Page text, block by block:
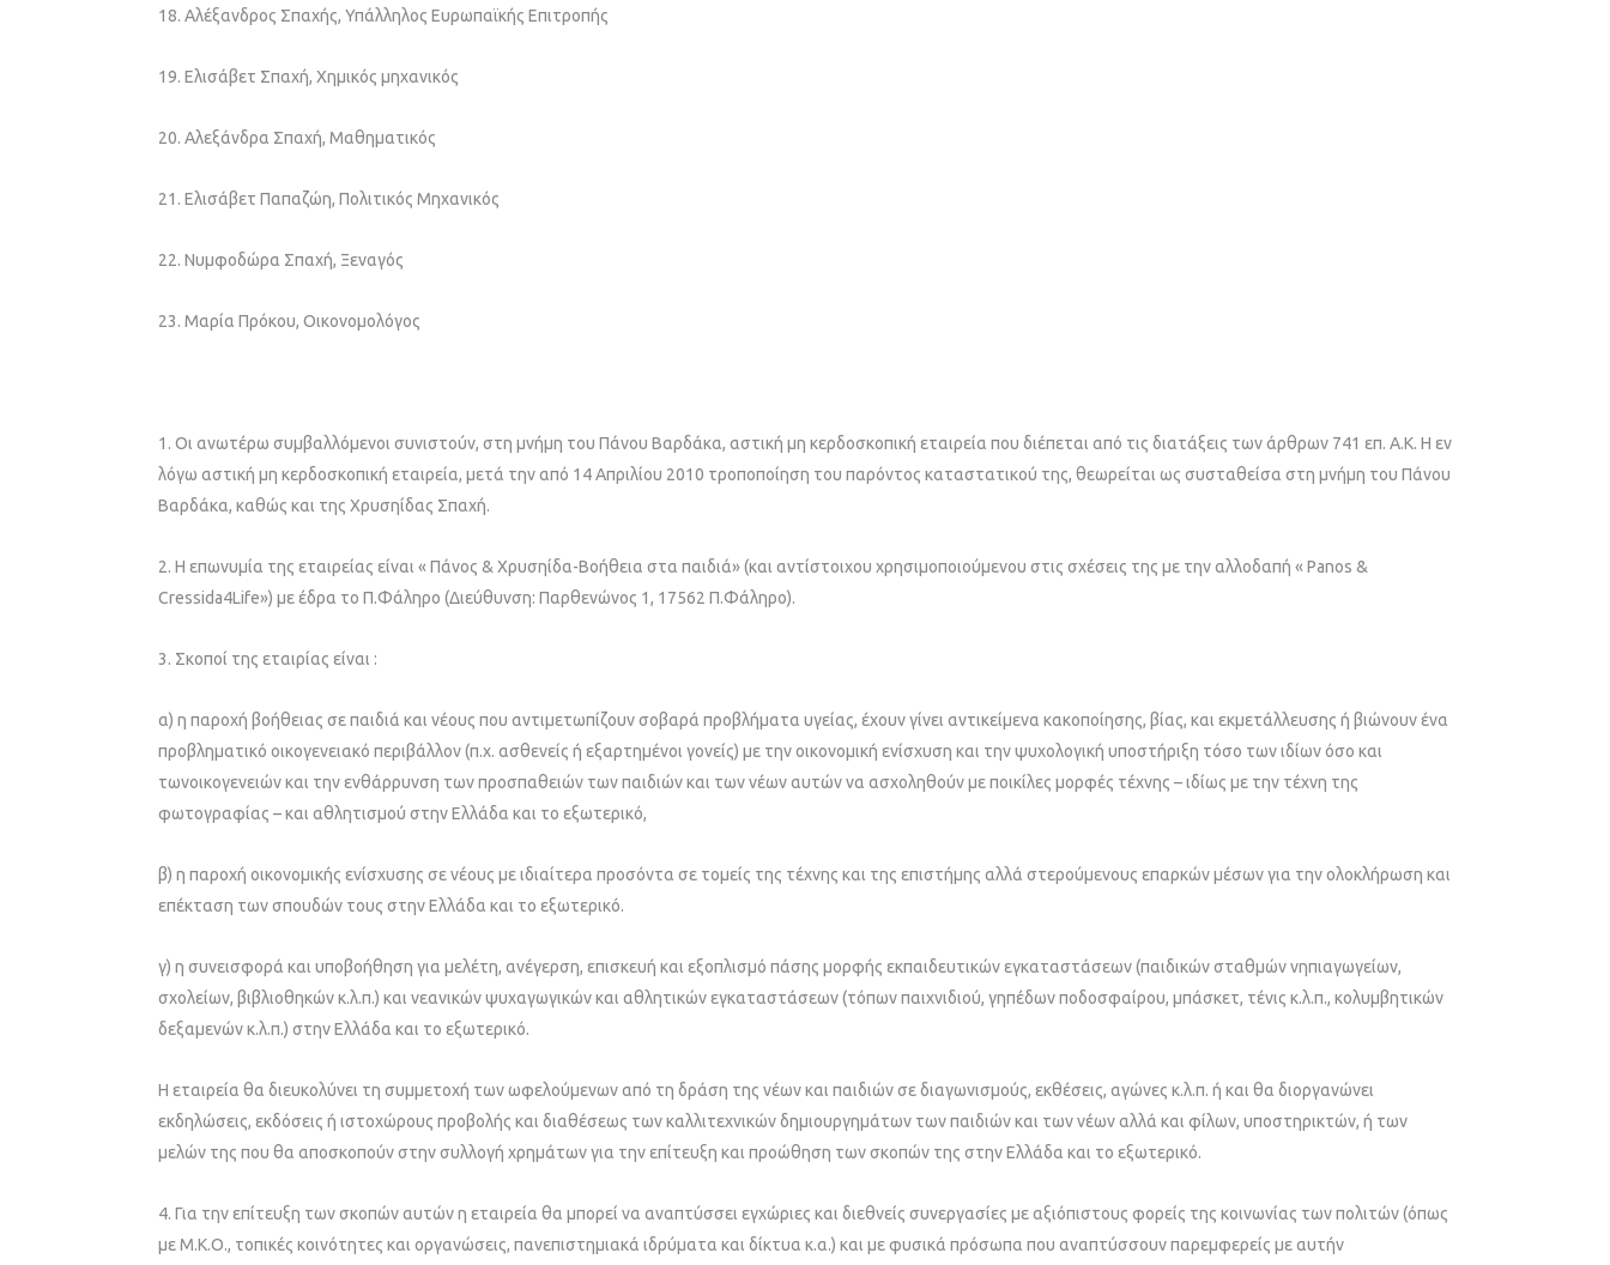
18. Αλέξανδρος Σπαχής, Υπάλληλος Ευρωπαϊκής Επιτροπής
19. Ελισάβετ Σπαχή, Χημικός μηχανικός
20. Αλεξάνδρα Σπαχή, Μαθηματικός
21. Ελισάβετ Παπαζώη, Πολιτικός Μηχανικός
22. Νυμφοδώρα Σπαχή, Ξεναγός
23. Μαρία Πρόκου, Οικονομολόγος
1. Οι ανωτέρω συμβαλλόμενοι συνιστούν, στη μνήμη του Πάνου Βαρδάκα, αστική μη κερδοσκοπική εταιρεία που διέπεται από τις διατάξεις των άρθρων 741 επ. Α.Κ. Η εν
λόγω αστική μη κερδοσκοπική εταιρεία, μετά την από 14 Απριλίου 2010 τροποποίηση του παρόντος καταστατικού της, θεωρείται ως συσταθείσα στη μνήμη του Πάνου
Βαρδάκα, καθώς και της Χρυσηίδας Σπαχή.
2. Η επωνυμία της εταιρείας είναι « Πάνος & Χρυσηίδα-Βοήθεια στα παιδιά» (και αντίστοιχου χρησιμοποιούμενου στις σχέσεις της με την αλλοδαπή « Panos &
Cressida4Life») με έδρα το Π.Φάληρο (Διεύθυνση: Παρθενώνος 1, 17562 Π.Φάληρο).
3. Σκοποί της εταιρίας είναι :
α) η παροχή βοήθειας σε παιδιά και νέους που αντιμετωπίζουν σοβαρά προβλήματα υγείας, έχουν γίνει αντικείμενα κακοποίησης, βίας, και εκμετάλλευσης ή βιώνουν ένα
προβληματικό οικογενειακό περιβάλλον (π.χ. ασθενείς ή εξαρτημένοι γονείς) με την οικονομική ενίσχυση και την ψυχολογική υποστήριξη τόσο των ιδίων όσο και
τωνοικογενειών και την ενθάρρυνση των προσπαθειών των παιδιών και των νέων αυτών να ασχοληθούν με ποικίλες μορφές τέχνης – ιδίως με την τέχνη της
φωτογραφίας – και αθλητισμού στην Ελλάδα και το εξωτερικό,
β) η παροχή οικονομικής ενίσχυσης σε νέους με ιδιαίτερα προσόντα σε τομείς της τέχνης και της επιστήμης αλλά στερούμενους επαρκών μέσων για την ολοκλήρωση και
επέκταση των σπουδών τους στην Ελλάδα και το εξωτερικό.
γ) η συνεισφορά και υποβοήθηση για μελέτη, ανέγερση, επισκευή και εξοπλισμό πάσης μορφής εκπαιδευτικών εγκαταστάσεων (παιδικών σταθμών νηπιαγωγείων,
σχολείων, βιβλιοθηκών κ.λ.π.) και νεανικών ψυχαγωγικών και αθλητικών εγκαταστάσεων (τόπων παιχνιδιού, γηπέδων ποδοσφαίρου, μπάσκετ, τένις κ.λ.π., κολυμβητικών
δεξαμενών κ.λ.π.) στην Ελλάδα και το εξωτερικό.
Η εταιρεία θα διευκολύνει τη συμμετοχή των ωφελούμενων από τη δράση της νέων και παιδιών σε διαγωνισμούς, εκθέσεις, αγώνες κ.λ.π. ή και θα διοργανώνει
εκδηλώσεις, εκδόσεις ή ιστοχώρους προβολής και διαθέσεως των καλλιτεχνικών δημιουργημάτων των παιδιών και των νέων αλλά και φίλων, υποστηρικτών, ή των
μελών της που θα αποσκοπούν στην συλλογή χρημάτων για την επίτευξη και προώθηση των σκοπών της στην Ελλάδα και το εξωτερικό.
4. Για την επίτευξη των σκοπών αυτών η εταιρεία θα μπορεί να αναπτύσσει εγχώριες και διεθνείς συνεργασίες με αξιόπιστους φορείς της κοινωνίας των πολιτών (όπως
με Μ.Κ.Ο., τοπικές κοινότητες και οργανώσεις, πανεπιστημιακά ιδρύματα και δίκτυα κ.α.) και με φυσικά πρόσωπα που αναπτύσσουν παρεμφερείς με αυτήν